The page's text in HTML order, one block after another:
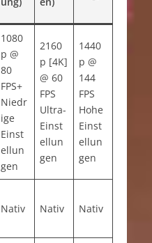
1080
p @
80
FPS+
Niedr
ige
Einst
ellun
gen
2160
p [4K]
@ 60
FPS
Ultra-
Einst
ellun
gen
1440
p @
144
FPS
Hohe
Einst
ellun
gen
Nativ Nativ Nativ